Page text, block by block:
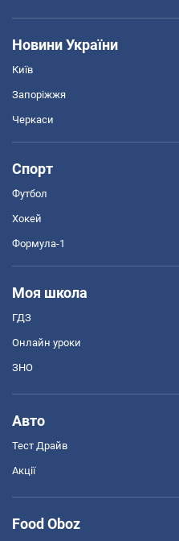
Новини України
Київ
Запоріжжя
Черкаси
Спорт
Футбол
Хокей
Формула-1
Моя школа
ГДЗ
Онлайн уроки
ЗНО
Авто
Тест Драйв
Акції
Food Oboz